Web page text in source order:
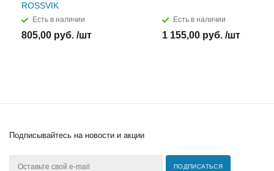
ROSSVIK
Есть в наличии
805,00 руб. /шт
Есть в наличии
1 155,00 руб. /шт
Подписывайтесь на новости и акции